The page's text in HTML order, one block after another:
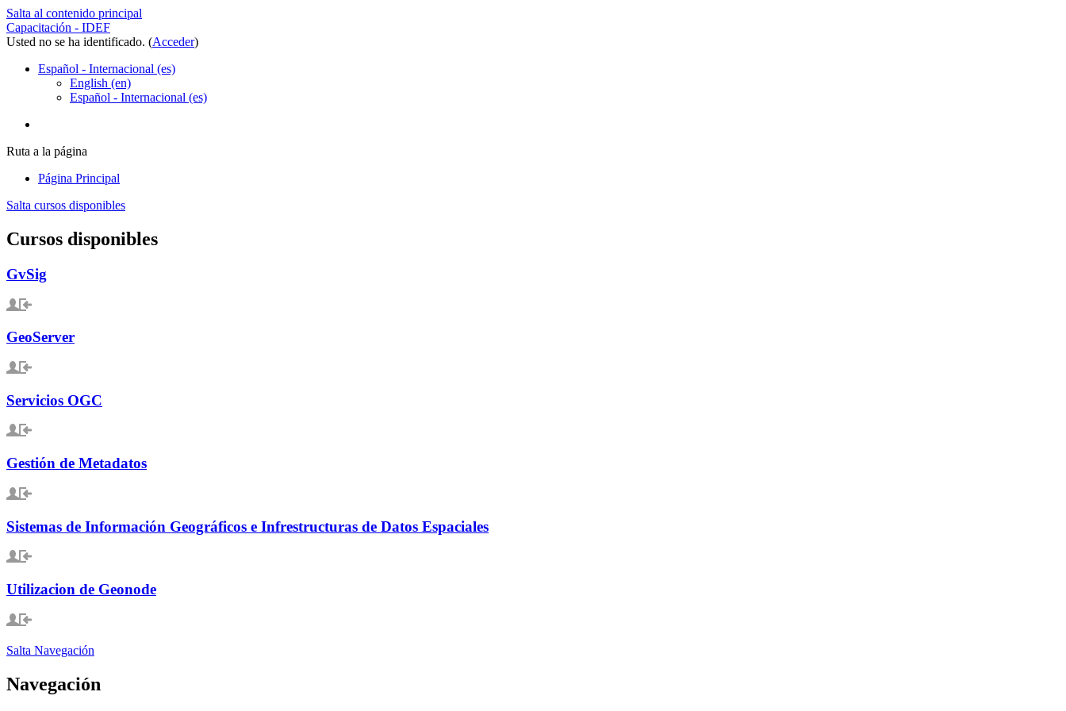
Salta al contenido principal
Capacitación - IDEF
Usted no se ha identificado. (Acceder)
Español - Internacional ‎(es)‎
English ‎(en)‎
Español - Internacional ‎(es)‎
Ruta a la página
Página Principal
Salta cursos disponibles
Cursos disponibles
GvSig
GeoServer
Servicios OGC
Gestión de Metadatos
Sistemas de Información Geográficos e Infrestructuras de Datos Espaciales
Utilizacion de Geonode
Salta Navegación
Navegación